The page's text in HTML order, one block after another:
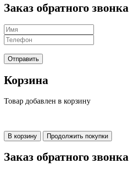
Заказ обратного звонка
Отправить
Корзина
Товар добавлен в корзину
В корзину Продолжить покупки
Заказ обратного звонка